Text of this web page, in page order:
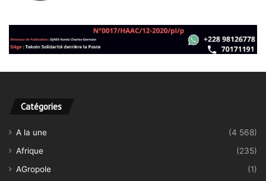
Catégories
A la une
(4 568)
Afrique
(235)
AGropole
(1)